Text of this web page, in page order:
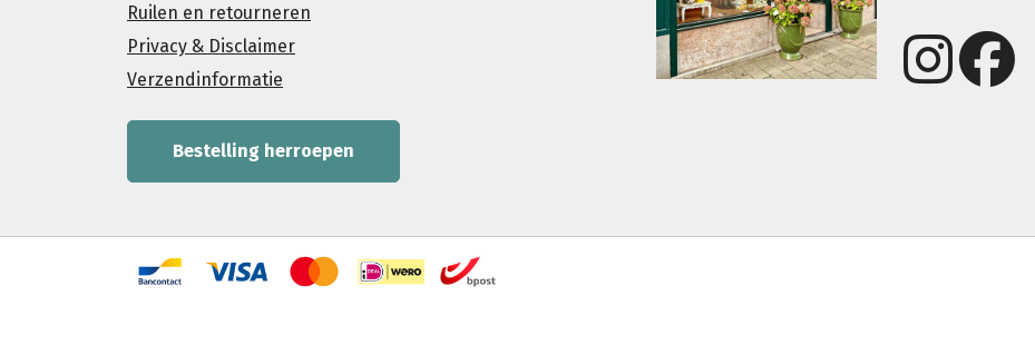
Ruilen en retourneren
Privacy & Disclaimer
Verzendinformatie
Bestelling herroepen